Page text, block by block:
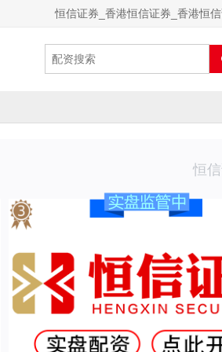
恒信证券_香港恒信证券_香港恒
恒